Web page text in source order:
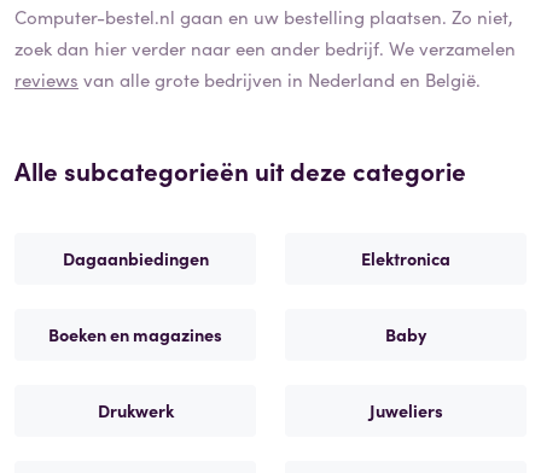
Computer-bestel.nl gaan en uw bestelling plaatsen. Zo niet,
zoek dan hier verder naar een ander bedrijf. We verzamelen
reviews van alle grote bedrijven in Nederland en België.
Alle subcategorieën uit deze categorie
Dagaanbiedingen Elektronica
Boeken en magazines Baby
Drukwerk Juweliers